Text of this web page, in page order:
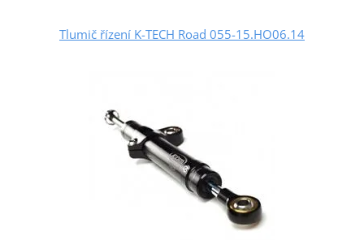
Tlumič řízení K-TECH Road 055-15.HO06.14